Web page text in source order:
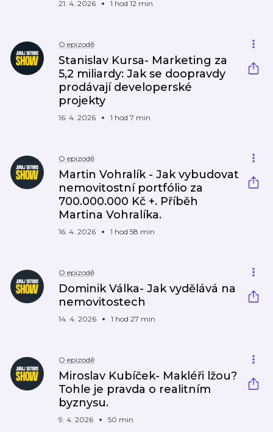
21. 4. 2026 1 hod 12 min
O epizodě
Stanislav Kursa- Marketing za
5,2 miliardy: Jak se doopravdy
prodávají developerské
projekty
16. 4. 2026 1 hod 7 min
O epizodě
Martin Vohralík - Jak vybudovat
nemovitostní portfólio za
700.000.000 Kč +. Příběh
Martina Vohralíka.
16. 4. 2026 1 hod 58 min
O epizodě
Dominik Válka- Jak vydělává na
nemovitostech
14. 4. 2026 1 hod 27 min
O epizodě
Miroslav Kubíček- Makléři lžou?
Tohle je pravda o realitním
byznysu.
9. 4. 2026 50 min